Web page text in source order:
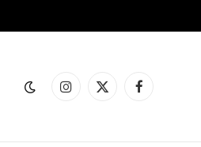
فيسبوكX
الانستغرام